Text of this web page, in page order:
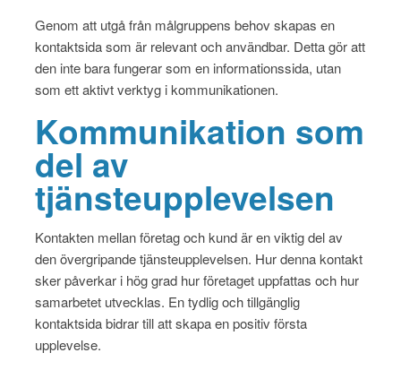
Genom att utgå från målgruppens behov skapas en
kontaktsida som är relevant och användbar. Detta gör att
den inte bara fungerar som en informationssida, utan
som ett aktivt verktyg i kommunikationen.
Kommunikation som
del av
tjänsteupplevelsen
Kontakten mellan företag och kund är en viktig del av
den övergripande tjänsteupplevelsen. Hur denna kontakt
sker påverkar i hög grad hur företaget uppfattas och hur
samarbetet utvecklas. En tydlig och tillgänglig
kontaktsida bidrar till att skapa en positiv första
upplevelse.